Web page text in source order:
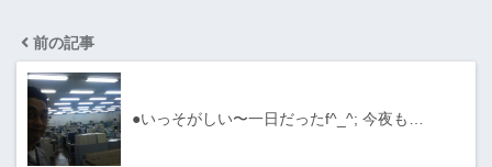
前の記事
●いっそがしい〜一日だったf^_^; 今夜も…